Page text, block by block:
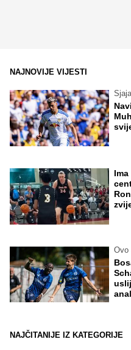
NAJNOVIJE VIJESTI
Ovo
NAJČITANIJE IZ KATEGORIJE